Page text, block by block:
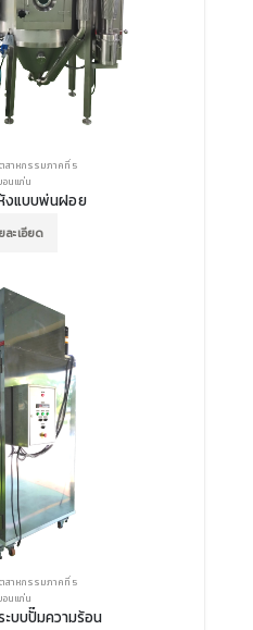
สาหกรรมภาคที่ 5
อนแก่น
งแบบพ่นฝอย
ละเอียด
สาหกรรมภาคที่ 5
อนแก่น
ะบบปั๊มความร้อน